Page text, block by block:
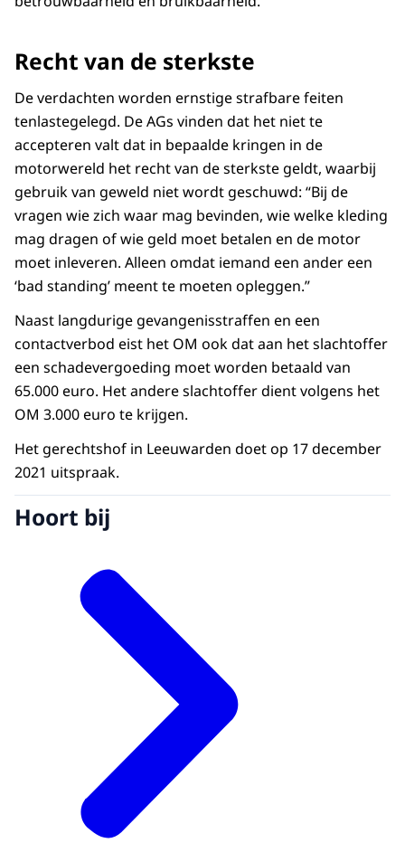
Recht van de sterkste
De verdachten worden ernstige strafbare feiten
tenlastegelegd. De AGs vinden dat het niet te
accepteren valt dat in bepaalde kringen in de
motorwereld het recht van de sterkste geldt, waarbij
gebruik van geweld niet wordt geschuwd: “Bij de
vragen wie zich waar mag bevinden, wie welke kleding
mag dragen of wie geld moet betalen en de motor
moet inleveren. Alleen omdat iemand een ander een
‘bad standing’ meent te moeten opleggen.”
Naast langdurige gevangenisstraffen en een
contactverbod eist het OM ook dat aan het slachtoffer
een schadevergoeding moet worden betaald van
65.000 euro. Het andere slachtoffer dient volgens het
OM 3.000 euro te krijgen.
Het gerechtshof in Leeuwarden doet op 17 december
2021 uitspraak.
Hoort bij